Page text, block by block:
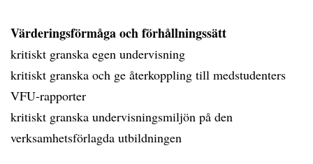
Värderingsförmåga och förhållningssätt
kritiskt granska egen undervisning
kritiskt granska och ge återkoppling till medstudenters
VFU-rapporter
kritiskt granska undervisningsmiljön på den
verksamhetsförlagda utbildningen